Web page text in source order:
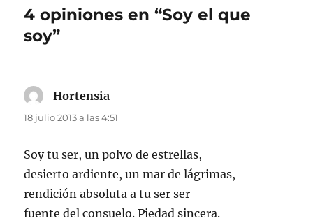
4 opiniones en “Soy el que
soy”
Hortensia
18 julio 2013 a las 4:51
Soy tu ser, un polvo de estrellas,
desierto ardiente, un mar de lágrimas,
rendición absoluta a tu ser ser
fuente del consuelo. Piedad sincera.